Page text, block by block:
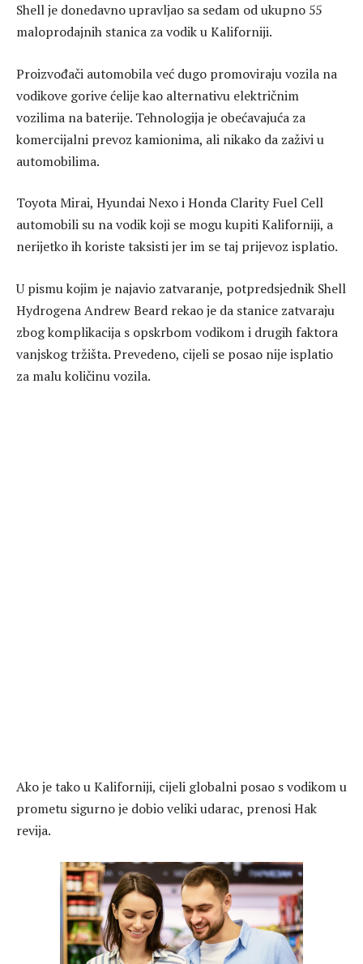
Shell je donedavno upravljao sa sedam od ukupno 55
maloprodajnih stanica za vodik u Kaliforniji.
Proizvođači automobila već dugo promoviraju vozila na
vodikove gorive ćelije kao alternativu električnim
vozilima na baterije. Tehnologija je obećavajuća za
komercijalni prevoz kamionima, ali nikako da zaživi u
automobilima.
Toyota Mirai, Hyundai Nexo i Honda Clarity Fuel Cell
automobili su na vodik koji se mogu kupiti Kaliforniji, a
nerijetko ih koriste taksisti jer im se taj prijevoz isplatio.
U pismu kojim je najavio zatvaranje, potpredsjednik Shell
Hydrogena Andrew Beard rekao je da stanice zatvaraju
zbog komplikacija s opskrbom vodikom i drugih faktora
vanjskog tržišta. Prevedeno, cijeli se posao nije isplatio
za malu količinu vozila.
Ako je tako u Kaliforniji, cijeli globalni posao s vodikom u
prometu sigurno je dobio veliki udarac, prenosi Hak
revija.